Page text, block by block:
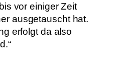
vor einiger Zeit
ausgetauscht hat.
erfolgt da also